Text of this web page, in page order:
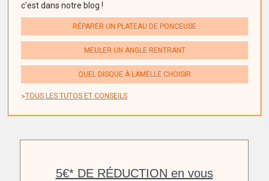
c'est dans notre blog !
RÉPARER UN PLATEAU DE PONCEUSE
MEULER UN ANGLE RENTRANT
QUEL DISQUE À LAMELLE CHOISIR
TOUS LES TUTOS ET CONSEILS